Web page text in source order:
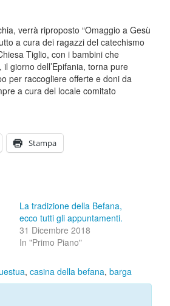
verrà riproposto “Omaggio a Gesù
a cura dei ragazzi del catechismo
Tiglio, con i bambini che
giorno dell’Epifania, torna pure
per raccogliere offerte e doni da
a cura del locale comitato
Stampa
La tradizione della Befana,
ecco tutti gli appuntamenti.
31 Dicembre 2018
In "Primo Piano"
, casina della befana, barga